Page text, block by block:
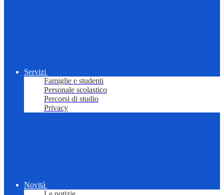
Servizi
Famiglie e studenti
Personale scolastico
Percorsi di studio
Privacy
Novità